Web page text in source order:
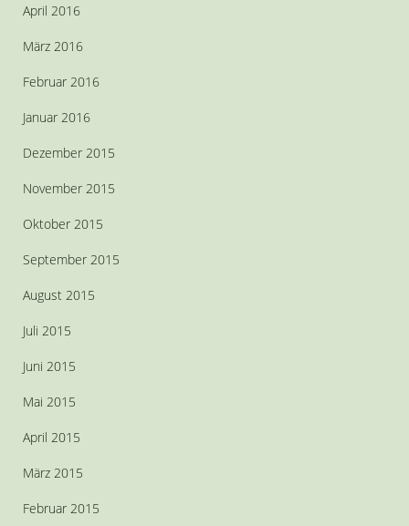
April 2016
März 2016
Februar 2016
Januar 2016
Dezember 2015
November 2015
Oktober 2015
September 2015
August 2015
Juli 2015
Juni 2015
Mai 2015
April 2015
März 2015
Februar 2015